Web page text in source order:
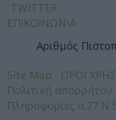
TWITTER
ΕΠΙΚΟΙΝΩΝΙΑ
Αριθμός
Site Map ΟΡΟΙ
Πολιτική απορρήτου
Πληροφορίες α.27